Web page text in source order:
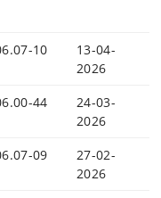
10
13-04-
2026
44
24-03-
2026
09
27-02-
2026